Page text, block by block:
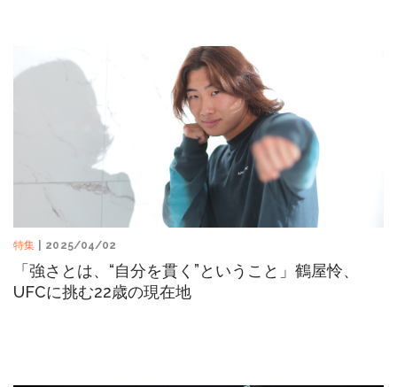
特集 | 2025/04/02
「強さとは、“自分を貫く”ということ」鶴屋怜、
UFCに挑む22歳の現在地